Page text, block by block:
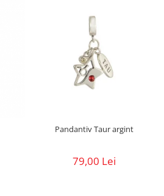
Pandantiv Taur argint
79,00 Lei